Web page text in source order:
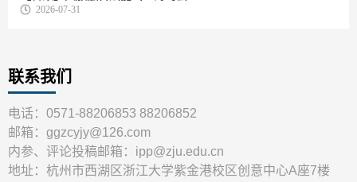
2026-07-31
联系我们
电话：0571-88206853 88206852
邮箱：ggzcyjy@126.com
内参、评论投稿邮箱：ipp@zju.edu.cn
地址：杭州市西湖区浙江大学紫金港校区创意中心A座7楼